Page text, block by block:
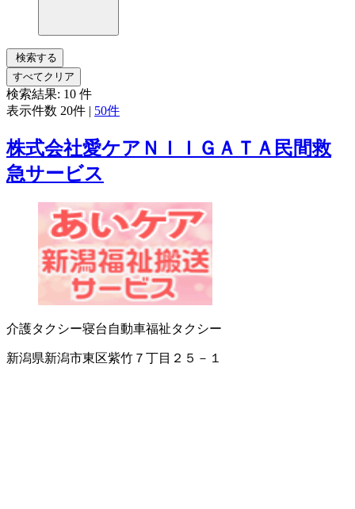
検索する
すべてクリア
検索結果: 10 件
表示件数 20件 | 50件
株式会社愛ケアＮＩＩＧＡＴＡ民間救
急サービス
介護タクシー寝台自動車福祉タクシー
新潟県新潟市東区紫竹７丁目２５－１